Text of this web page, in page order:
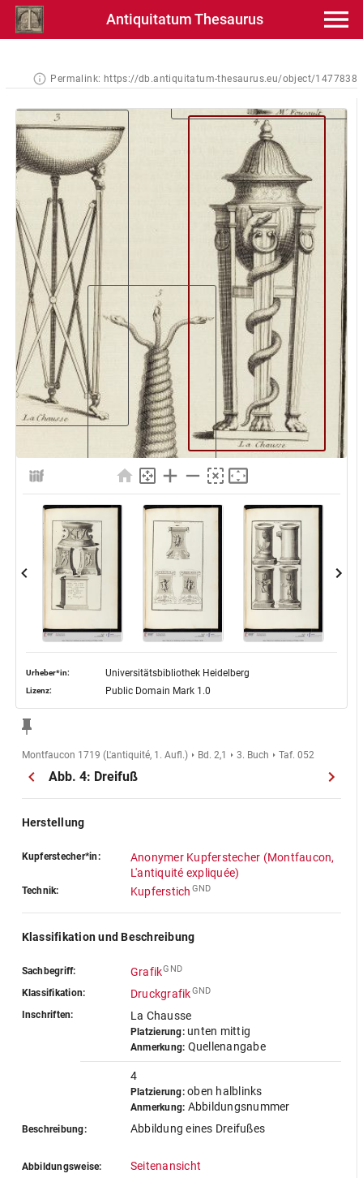
Antiquitatum Thesaurus
Permalink: https://db.antiquitatum-thesaurus.eu/object/1477838
Urheber*in: Universitätsbibliothek Heidelberg
Lizenz: Public Domain Mark 1.0
Montfaucon 1719 (L'antiquité, 1. Aufl.) Bd. 2,1 3. Buch Taf. 052
Abb. 4: Dreifuß
Herstellung
Kupferstecher*in:
Anonymer Kupferstecher (Montfaucon,
L'antiquité expliquée)
Technik: Kupferstich GND
Klassifikation und Beschreibung
Sachbegriff: GrafikGND
Klassifikation: DruckgrafikGND
Inschriften: La Chausse
Platzierung:unten mittig
Anmerkung: Quellenangabe
4
Platzierung:oben halblinks
Anmerkung: Abbildungsnummer
Beschreibung: Abbildung eines Dreifußes
Abbildungsweise: Seitenansicht